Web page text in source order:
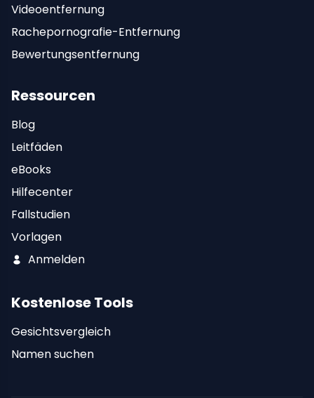
Videoentfernung
Rachepornografie-Entfernung
Bewertungsentfernung
Ressourcen
Blog
Leitfäden
eBooks
Hilfecenter
Fallstudien
Vorlagen
Anmelden
Kostenlose Tools
Gesichtsvergleich
Namen suchen